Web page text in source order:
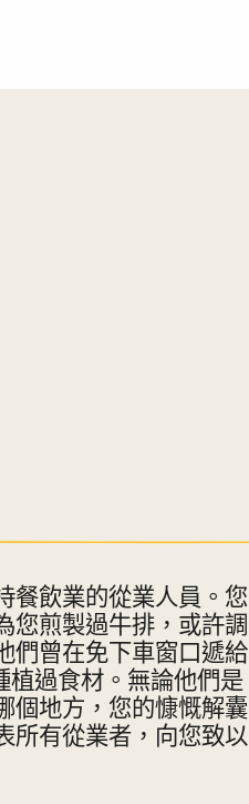
餐飲業的從業人員。您
您煎製過牛排，或許調
們曾在免下車窗口遞給
過食材。無論他們是
個地方，您的慷慨解囊
所有從業者，向您致以